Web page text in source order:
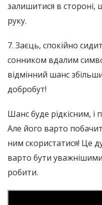
залишитися в стороні,
руку.
7. Заєць, спокійно
сонником вдалим
відмінний шанс
добробут!
Шанс буде рідкісним,
Але його варто
ним скористатися! Це
варто бути
робити.